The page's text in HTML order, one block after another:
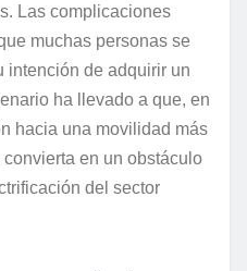
Las complicaciones
muchas personas se
intención de adquirir un
ha llevado a que, en
hacia una movilidad más
convierta en un obstáculo
del sector